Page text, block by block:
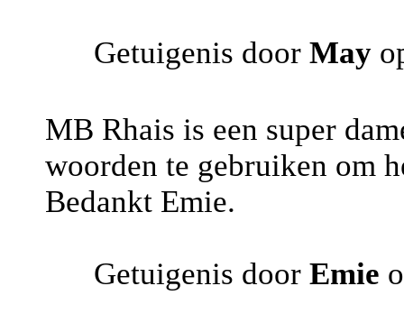
Getuigenis door May
MB Rhais is een super
woorden te gebruiken om
Bedankt Emie.
Getuigenis door Emie